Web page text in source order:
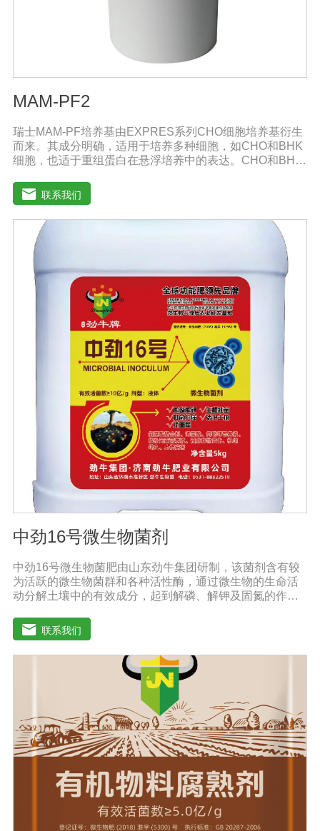
MAM-PF2
瑞士MAM-PF培养基由EXPRES系列CHO细胞培养基衍生
而来。其成分明确，适用于培养多种细胞，如CHO和BHK
细胞，也适于重组蛋白在悬浮培养中的表达。CHO和BHK
列培养基不含L-谷氨酰胺以避免因L-谷氨酰胺降解和胺积累
带来的不利影响。MAM-PF培养基可添加极少量的酚红或
不添加。无血清培养基比需添加血清的培养基高级，它有
助于表达产物的纯化和后续处理。多数市场上出售的无血
清培养基含有多种成分不明确蛋白和（或）蛋白水解产
物。因此成分完全明确的培养基和市场上其他添加血清的
培养基以及无血清培养基相比具有巨大的技术优势。从风
险控制的角度来看，不含动物蛋白的培养基也极受欢迎，
同时它还可以避免动物性原料短缺和不稳定带来的影响。
MAM-PF1、MAM-PF2、MAM-PF7d 和MAM-PF7e,MAM-
PF培养基不含动物性蛋白和多肽，无成分不明确的水解产
物。用户使用前需自行添加L-谷氨酰胺（0.6一8 mM）。
DMEM High GlouseDMEM培养基是使用BME改良培养
基，其氨基酸和维生素含量是BME培养的四倍。DMEM培
养基中含有非必需氨基酸和特定的必需微量元素，碳酸氢
钠的的浓度也提高了。标准配方DMEM培养基葡萄糖的含
量为1000 mg/L，高糖DMEM培养基葡萄糖的含量为4500
mg/L。DMEM早期是用来培养鼠胚胎细胞。
联系我们
中劲16号微生物菌剂
中劲16号微生物菌肥由山东劲牛集团研制，该菌剂含有较
为活跃的微生物菌群和各种活性酶，通过微生物的生命活
动分解土壤中的有效成分，起到解磷、解钾及固氮的作
物激素、酸性物质以及维生素，能不同程度地刺激调节植
物生长；并且能产生铁载体、抗生素、系统防卫酶等多种
物质，可以抑制细菌或真菌性病害或诱导系统抗性间接达
到促进植物生长的作用。●传导性强，生根护根，平衡土壤
微生物环境，形成有益菌屏障，提高作物的抗病性，苗齐
旱、药害、盐害等逆境的抗逆能力。●营养丰富，促进植物
生长发育，叶片更加柔软浓绿、毛细根增多，预防早衰，
增产提质。【适用范围】玉米、小麦、果树、土豆、红
薯、辣椒、番茄、黄瓜丶韮菜、甘蓝等瓜果、蔬菜。【注
用，用过农药 的喷雾器一定要认真清洗后在喷菌剂。2.本
品如与化肥混用，要现混现用。【贮 存】于阴凉干燥处保
存，避免阳光直射和雨淋【保 质 期】24个月【性 状】粉
剂【活 菌 数】≥10亿/克
联系我们